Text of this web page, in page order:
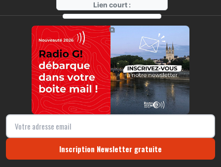
Lien court :
https://radio-g.fr?8398
⧉
Inscription Newsletter gratuite